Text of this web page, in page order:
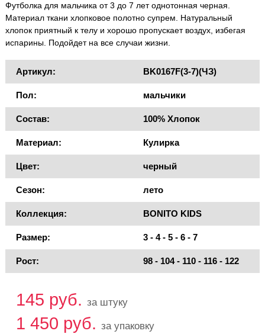
Футболка для мальчика от 3 до 7 лет однотонная черная.
Материал ткани хлопковое полотно супрем. Натуральный
хлопок приятный к телу и хорошо пропускает воздух, избегая
испарины. Подойдет на все случаи жизни.
Артикул: BK0167F(3-7)(ЧЗ)
Пол: мальчики
Состав: 100% Хлопок
Материал: Кулирка
Цвет: черный
Сезон: лето
Коллекция: BONITO KIDS
Размер: 3 - 4 - 5 - 6 - 7
Рост: 98 - 104 - 110 - 116 - 122
145 руб. за штуку
1 450 руб. за упаковку